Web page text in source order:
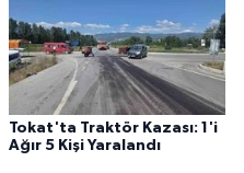
Tokat'ta Traktör Kazası: 1'i
Ağır 5 Kişi Yaralandı